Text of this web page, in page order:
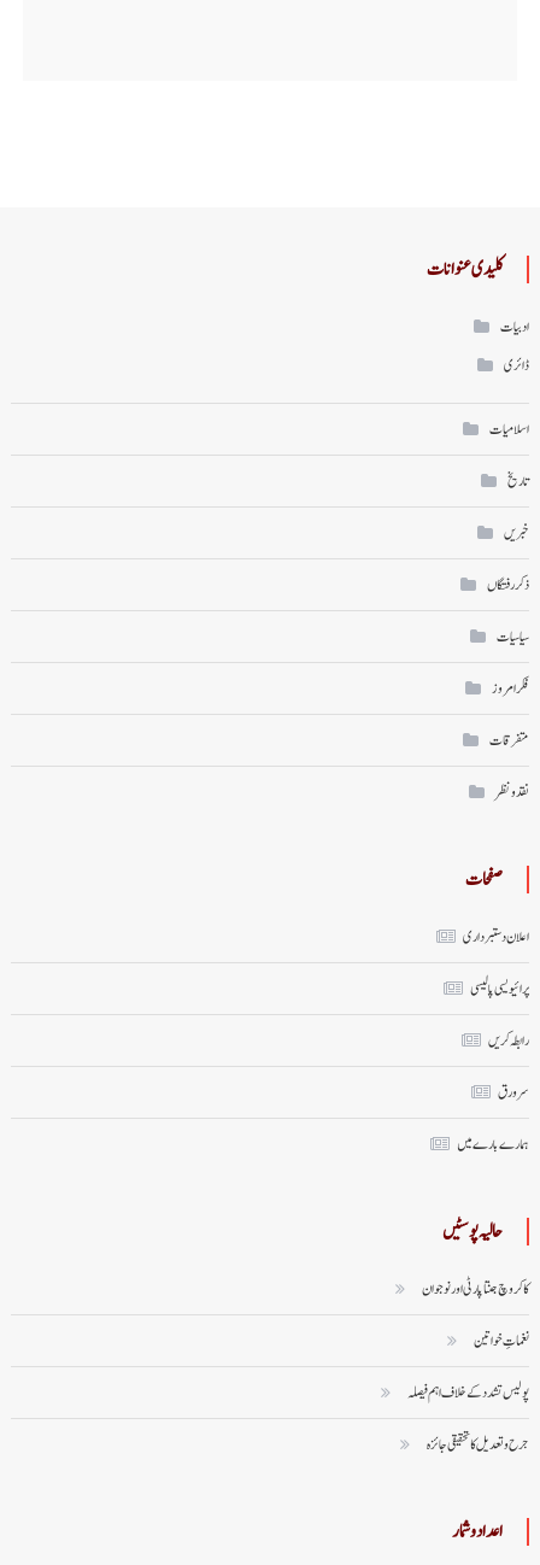
کلیدی عنوانات
ادبیات
ڈائری
اسلامیات
تاریخ
خبریں
ذکر رفتگاں
سیاسیات
فکر امروز
متفرقات
نقد ونظر
صفحات
اعلان دستبرداری
پرائیویسی پالیسی
رابطہ کریں
سر ورق
ہمارے بارے میں
حالیہ پوسٹیں
کاکروچ جنتا پارٹی اور نوجوان
نغماتِ خواتین
پولیس تشدد کے خلاف اہم فیصلہ
جرح و تعدیل کا تحقیقی جائزہ
اعداد وشمار